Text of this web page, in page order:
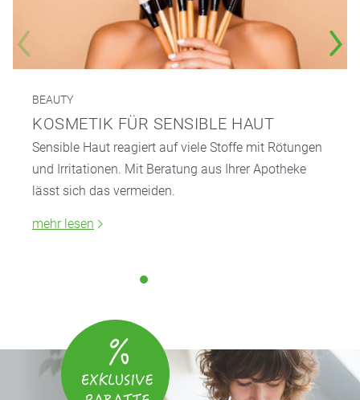
BEAUTY
KOSMETIK FÜR SENSIBLE HAUT
Sensible Haut reagiert auf viele Stoffe mit Rötungen
und Irritationen. Mit Beratung aus Ihrer Apotheke
lässt sich das vermeiden.
mehr lesen